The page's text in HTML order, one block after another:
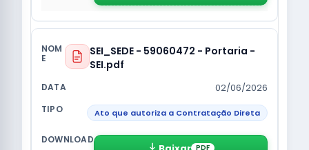
SEI_SEDE - 59060472 - Portaria -
SEI.pdf
02/06/2026
Ato que autoriza a Contratação Direta
PDF